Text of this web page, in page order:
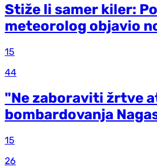
Stiže li samer kiler:
meteorolog objavio
15
44
"Ne zaboraviti žrtve
bombardovanja
15
26